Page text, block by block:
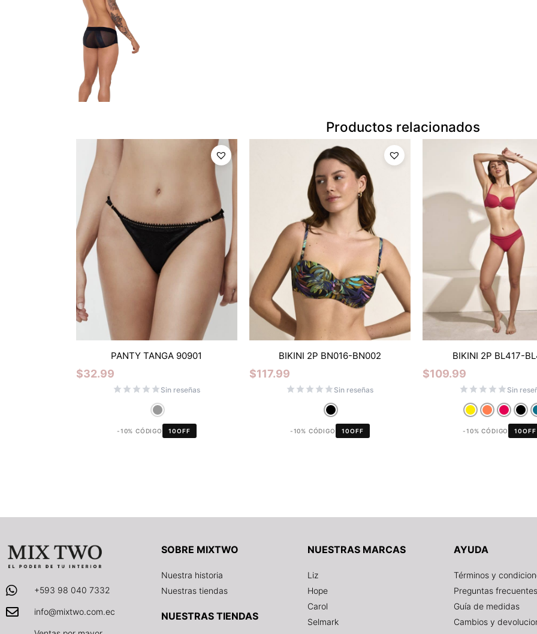
Productos relacionados
PANTY TANGA 90901
$32.99
Sin reseñas
-10% CÓDIGO 10OFF
BIKINI 2P BN016-BN002
$117.99
Sin reseñas
-10% CÓDIGO 10OFF
BIKINI 2P BL417-
$109.99
Sin
-10% CÓDIGO 10OFF
+593 98 040 7332
info@mixtwo.com.ec
SOBRE MIXTWO
Nuestra historia
Nuestras tiendas
NUESTRAS TIENDAS
NUESTRAS MARCAS
Liz
Hope
Carol
Selmark
AYUDA
Términos y
Preguntas frecuentes
Guía de medidas
Cambios y